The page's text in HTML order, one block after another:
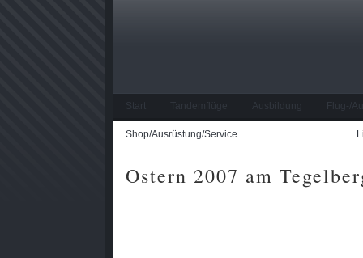
Start Tandemflüge Ausbildung
Shop/Ausrüstung/Service
Ostern 2007 am